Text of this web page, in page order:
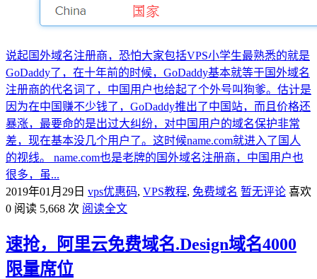
说起国外域名注册商，恐怕大家包括VPS小学生最熟悉的就是
GoDaddy了，在十年前的时候，GoDaddy基本就等于国外域名
注册商的代名词了，中国用户也给起了个外号叫狗爹。估计是
因为在中国赚不少钱了，GoDaddy推出了中国站，而且价格还
暴涨，最要命的是出过大纠纷，对中国用户的域名保护非常
差，现在基本没几个用户了。这时候name.com就进入了国人
的视线。 name.com也是老牌的国外域名注册商，中国用户也
很多，虽...
2019年01月29日 vps优惠码, VPS教程, 免费域名 暂无评论 喜欢
0 阅读 5,668 次 阅读全文
速抢，阿里云免费域名.Design域名4000
限量席位